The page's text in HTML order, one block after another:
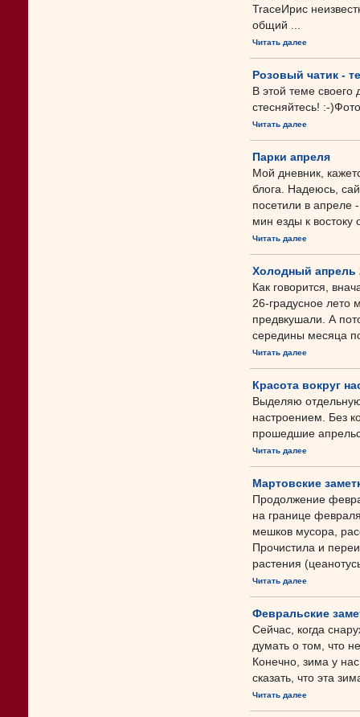
TraceИрис
общий ...
Читать далее
Розовый чатик -
В этой теме своего
стесняйтесь! :-
Читать далее
Парки апреля
Мой дневник,
блога. Надеюсь,
посетили в апреле
мин езды к востоку
Читать далее
Холодный апрель
Как говорится,
26-градусное лето
предвкушали. А
середины месяца
Читать далее
Красота вокруг
Выделяю
настроением. Без
прошедшие
Читать далее
Мартовские
Продолжение
на границе
мешков мусора,
Прочистила и
растения
Читать далее
Февральские
Сейчас, когда
думать о том, что
Конечно, зима у
сказать, что эта
Читать далее